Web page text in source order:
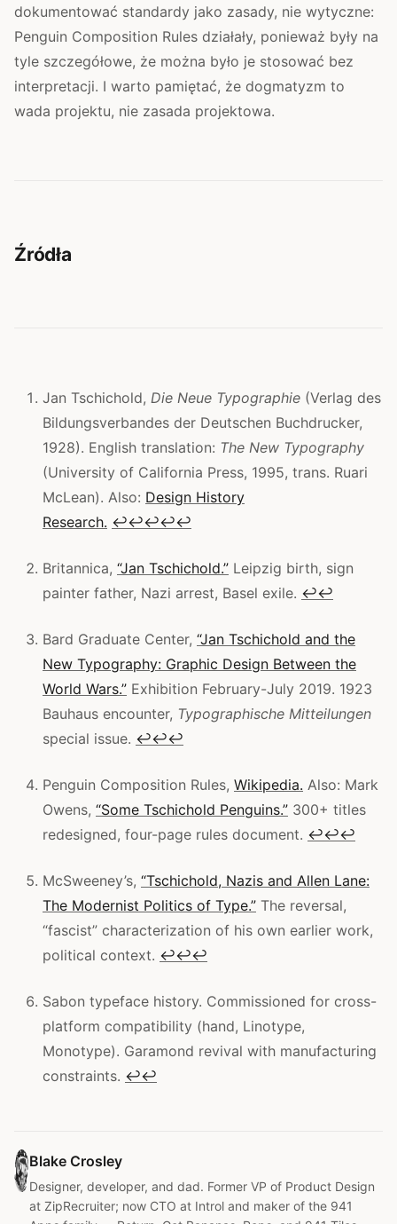
dokumentować standardy jako zasady, nie wytyczne:
Penguin Composition Rules działały, ponieważ były na
tyle szczegółowe, że można było je stosować bez
interpretacji. I warto pamiętać, że dogmatyzm to
wada projektu, nie zasada projektowa.
Źródła
Jan Tschichold, Die Neue Typographie (Verlag des
Bildungsverbandes der Deutschen Buchdrucker,
1928). English translation: The New Typography
(University of California Press, 1995, trans. Ruari
McLean). Also: Design History
Research. ↩↩↩↩↩
Britannica, “Jan Tschichold.” Leipzig birth, sign
painter father, Nazi arrest, Basel exile. ↩↩
Bard Graduate Center, “Jan Tschichold and the
New Typography: Graphic Design Between the
World Wars.” Exhibition February-July 2019. 1923
Bauhaus encounter, Typographische Mitteilungen
special issue. ↩↩↩
Penguin Composition Rules, Wikipedia. Also: Mark
Owens, “Some Tschichold Penguins.” 300+ titles
redesigned, four-page rules document. ↩↩↩
McSweeney’s, “Tschichold, Nazis and Allen Lane:
The Modernist Politics of Type.” The reversal,
“fascist” characterization of his own earlier work,
political context. ↩↩↩
Sabon typeface history. Commissioned for cross-
platform compatibility (hand, Linotype,
Monotype). Garamond revival with manufacturing
constraints. ↩↩
Blake Crosley
Designer, developer, and dad. Former VP of Product Design
at ZipRecruiter; now CTO at Introl and maker of the 941